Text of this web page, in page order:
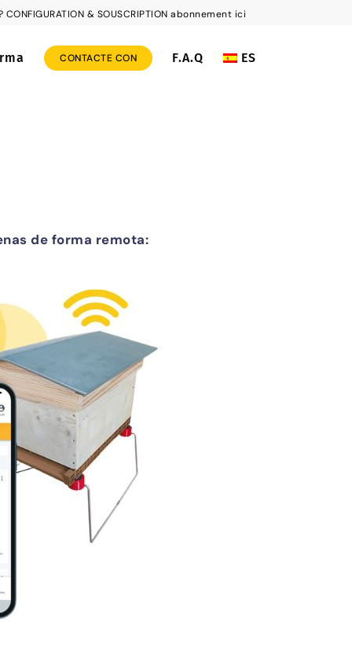
& SOUSCRIPTION abonnement ici
CONTACTE CON F.A.Q ES
de forma remota: